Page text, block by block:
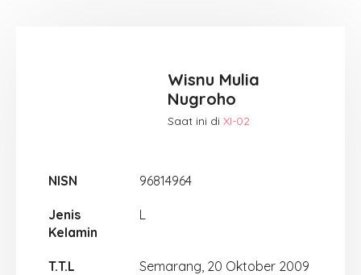
Wisnu Mulia
Nugroho
Saat ini di XI-02
NISN 96814964
Jenis
Kelamin
L
T.T.L Semarang, 20 Oktober 2009